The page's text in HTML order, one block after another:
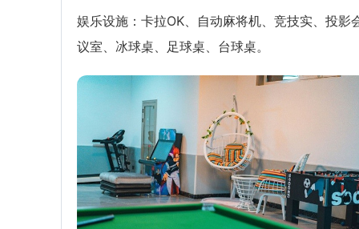
娱乐设施：卡拉OK、自动麻将机、竞技实、投影
议室、冰球桌、足球桌、台球桌。